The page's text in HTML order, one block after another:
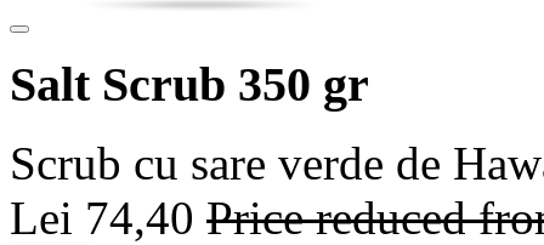
Salt Scrub 350 gr
Scrub cu sare verde de
Lei 74,40 Price reduced